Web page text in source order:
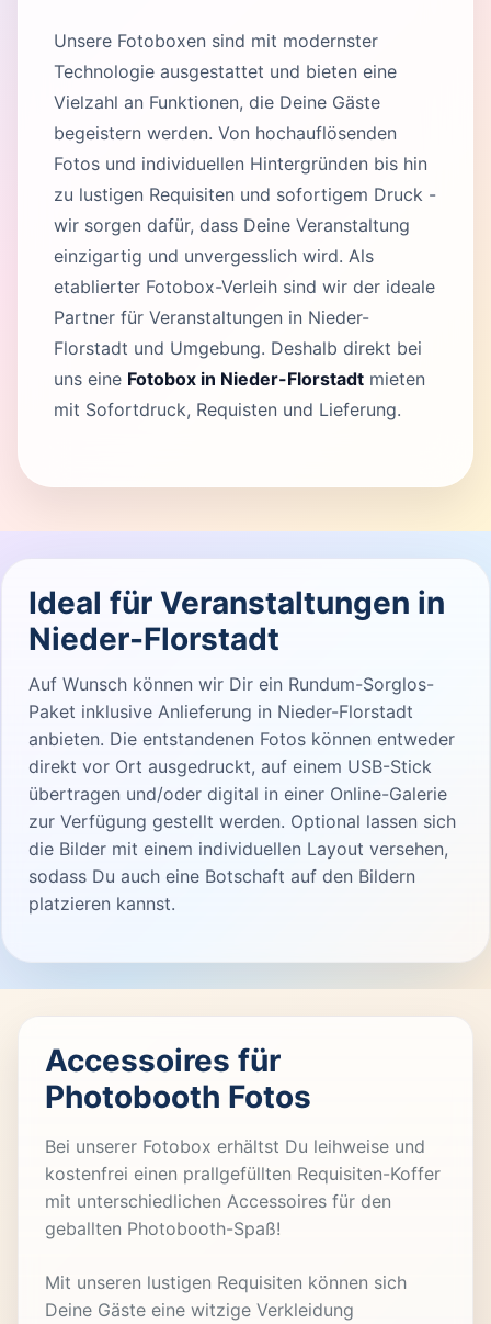
Unsere Fotoboxen sind mit modernster
Technologie ausgestattet und bieten eine
Vielzahl an Funktionen, die Deine Gäste
begeistern werden. Von hochauflösenden
Fotos und individuellen Hintergründen bis hin
zu lustigen Requisiten und sofortigem Druck -
wir sorgen dafür, dass Deine Veranstaltung
einzigartig und unvergesslich wird. Als
etablierter Fotobox-Verleih sind wir der ideale
Partner für Veranstaltungen in Nieder-
Florstadt und Umgebung. Deshalb direkt bei
uns eine Fotobox in Nieder-Florstadt mieten
mit Sofortdruck, Requisten und Lieferung.
Ideal für Veranstaltungen in
Nieder-Florstadt
Auf Wunsch können wir Dir ein Rundum-Sorglos-
Paket inklusive Anlieferung in Nieder-Florstadt
anbieten. Die entstandenen Fotos können entweder
direkt vor Ort ausgedruckt, auf einem USB-Stick
übertragen und/oder digital in einer Online-Galerie
zur Verfügung gestellt werden. Optional lassen sich
die Bilder mit einem individuellen Layout versehen,
sodass Du auch eine Botschaft auf den Bildern
platzieren kannst.
Accessoires für
Photobooth Fotos
Bei unserer Fotobox erhältst Du leihweise und
kostenfrei einen prallgefüllten Requisiten-Koffer
mit unterschiedlichen Accessoires für den
geballten Photobooth-Spaß!
Mit unseren lustigen Requisiten können sich
Deine Gäste eine witzige Verkleidung